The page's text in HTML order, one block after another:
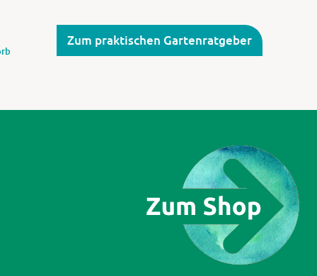
Zum praktischen Gartenratgeber